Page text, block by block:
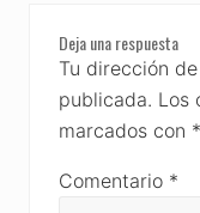
Reader
Deja una respuesta
Tu dirección
publicada. Los
marcados con *
Comentario *